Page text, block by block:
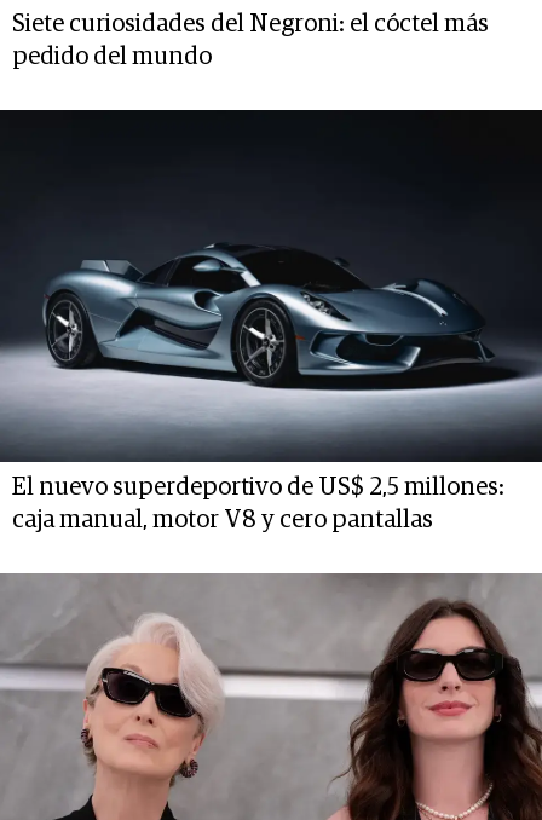
Siete curiosidades del Negroni: el cóctel más
pedido del mundo
El nuevo superdeportivo de US$ 2,5 millones:
caja manual, motor V8 y cero pantallas